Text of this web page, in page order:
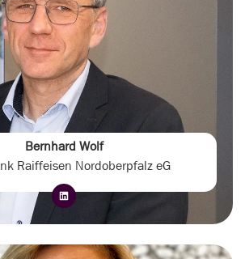
Bernhard Wolf
Raiffeisen Nordoberpfalz eG